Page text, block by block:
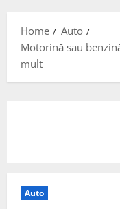
Home
Auto
Motorină sau
mult
Auto